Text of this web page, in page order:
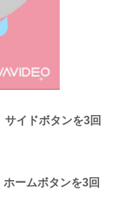
サイドボタンを3回
ホームボタンを3回